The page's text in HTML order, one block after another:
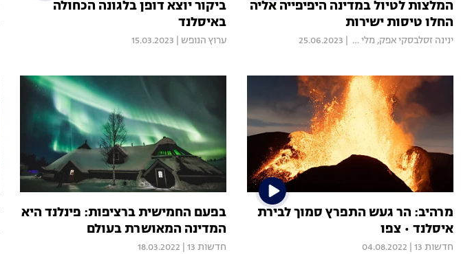
המלצות לטיול במדינה היפיפייה אליה
החלו טיסות ישירות
ינינה זסלבסקי אפק, מלי אברמוביץ 25.06.2023
ביקור יוצא דופן בלגונה הכחולה
באיסלנד
ערוץ הנופש 15.03.2023
מרהיב: הר געש התפרץ סמוך לבירת
איסלנד • צפו
חדשות 13 04.08.2022
בפעם החמישית ברציפות: פינלנד היא
המדינה המאושרת בעולם
חדשות 13 18.03.2022